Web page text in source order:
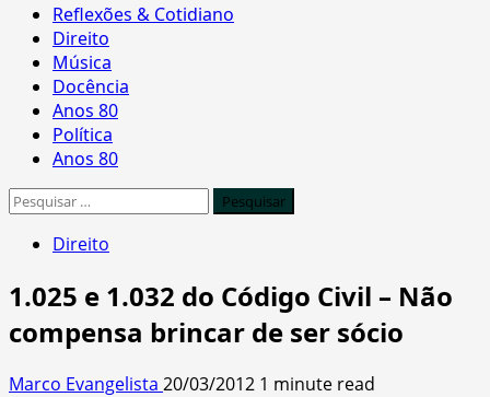
Primary
Menu
Reflexões & Cotidiano
Direito
Música
Docência
Anos 80
Política
Anos 80
Pesquisar
Direito
1.025 e 1.032 do Código Civil – Não
compensa brincar de ser sócio
Marco Evangelista 20/03/2012 1 minute read